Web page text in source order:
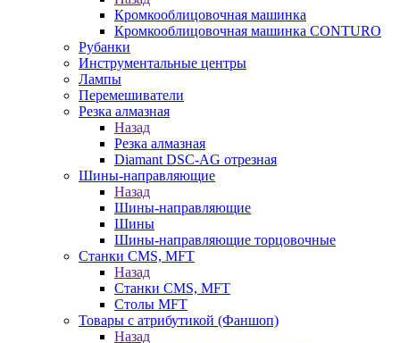
Кромкооблицовочная машинка
Кромкооблицовочная машинка CONTURO
Рубанки
Инструментальные центры
Лампы
Перемешиватели
Резка алмазная
Назад
Резка алмазная
Diamant DSC-AG отрезная
Шины-направляющие
Назад
Шины-направляющие
Шины
Шины-направляющие торцовочные
Станки CMS, MFT
Назад
Станки CMS, MFT
Столы MFT
Товары с атрибутикой (Фаншоп)
Назад